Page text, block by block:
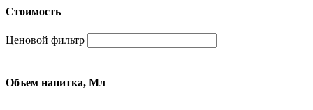
Стоимость
Ценовой фильтр
Объем напитка, Мл